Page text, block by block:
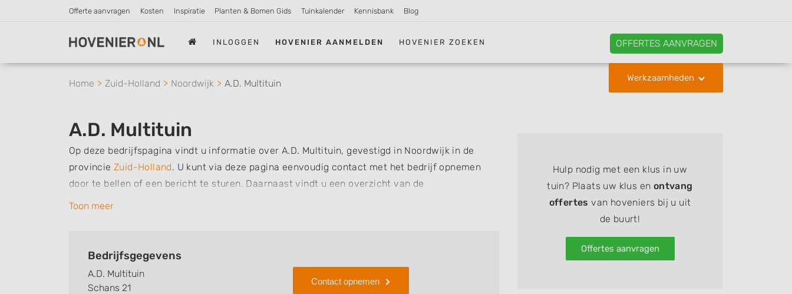
Offerte aanvragen Kosten Inspiratie Planten & Bomen Gids Tuinkalender Kennisbank Blog
INLOGGEN HOVENIER AANMELDEN HOVENIER ZOEKEN OFFERTES AANVRAGEN
Werkzaamheden
Home Zuid-Holland Noordwijk A.D. Multituin
A.D. Multituin
Op deze bedrijfspagina vindt u informatie over A.D. Multituin, gevestigd in Noordwijk in de
provincie Zuid-Holland. U kunt via deze pagina eenvoudig contact met het bedrijf opnemen
door te bellen of een bericht te sturen. Daarnaast vindt u een overzicht van de
werkzaamheden van dit bedrijf, zo kunt u snel zien welke zaken A.D. Multituin voor u kan
Zoekt u een ander bedrijf? Bekijk dan andere hoveniers en bedrijven in
Toon meer
Bedrijfsgegevens
A.D. Multituin
Schans 21
Contact opnemen
Hulp nodig met een klus in uw
tuin? Plaats uw klus en ontvang
offertes van hoveniers bij u uit
de buurt!
Offertes aanvragen